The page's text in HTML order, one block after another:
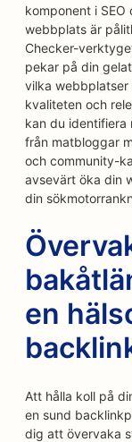
komponent i
webbplats är
Checker-
pekar på din
vilka webbplatser
kvaliteten och
kan du
från matbloggar
och community-
avsevärt öka din
din
en
Att hålla koll på
en sund
dig att övervaka